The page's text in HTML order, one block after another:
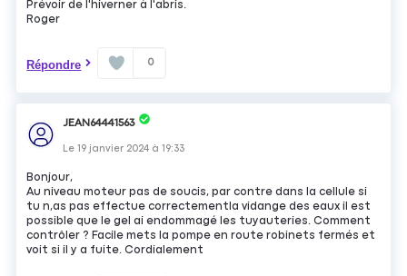
Prévoir de l'hiverner à l'abris.
Roger
Répondre 0
JEAN64441563
Le19 janvier 2024 à19:33
Bonjour,
Au niveau moteur pas de soucis, par contre dans la cellule si
tu n,as pas effectue correctementla vidange des eaux il est
possible que le gel ai endommagé les tuyauteries. Comment
contrôler ? Facile mets la pompe en route robinets fermés et
voit si il y a fuite. Cordialement